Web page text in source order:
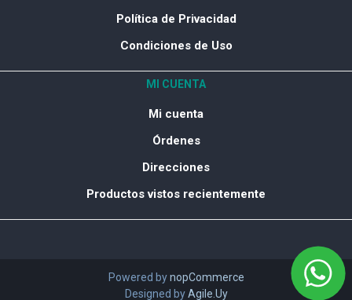
Política de Privacidad
Condiciones de Uso
MI CUENTA
Mi cuenta
Órdenes
Direcciones
Productos vistos recientemente
Powered bynopCommerce
Designed byAgile.Uy